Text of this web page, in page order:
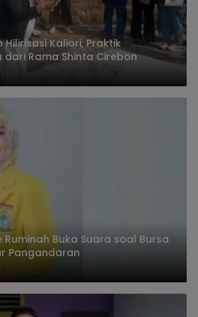
Kaliori, Praktik
dari Rama Shinta Cirebon
Ruminah Buka Suara soal Bursa
Pangandaran